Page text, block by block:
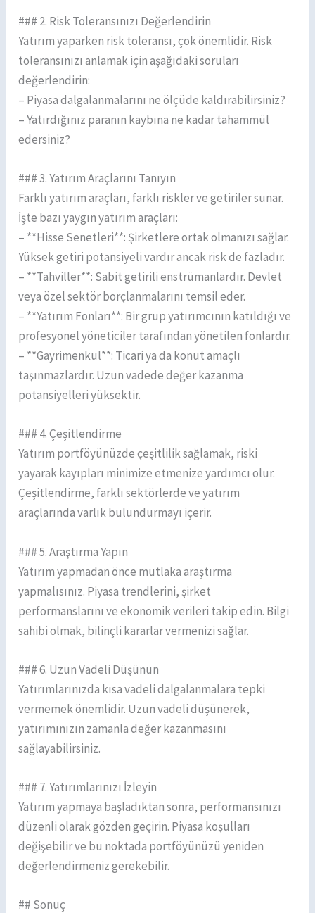
### 2. Risk Toleransınızı Değerlendirin
Yatırım yaparken risk toleransı, çok önemlidir. Risk
toleransınızı anlamak için aşağıdaki soruları
değerlendirin:
– Piyasa dalgalanmalarını ne ölçüde kaldırabilirsiniz?
– Yatırdığınız paranın kaybına ne kadar tahammül
edersiniz?
### 3. Yatırım Araçlarını Tanıyın
Farklı yatırım araçları, farklı riskler ve getiriler sunar.
İşte bazı yaygın yatırım araçları:
– **Hisse Senetleri**: Şirketlere ortak olmanızı sağlar.
Yüksek getiri potansiyeli vardır ancak risk de fazladır.
– **Tahviller**: Sabit getirili enstrümanlardır. Devlet
veya özel sektör borçlanmalarını temsil eder.
– **Yatırım Fonları**: Bir grup yatırımcının katıldığı ve
profesyonel yöneticiler tarafından yönetilen fonlardır.
– **Gayrimenkul**: Ticari ya da konut amaçlı
taşınmazlardır. Uzun vadede değer kazanma
potansiyelleri yüksektir.
### 4. Çeşitlendirme
Yatırım portföyünüzde çeşitlilik sağlamak, riski
yayarak kayıpları minimize etmenize yardımcı olur.
Çeşitlendirme, farklı sektörlerde ve yatırım
araçlarında varlık bulundurmayı içerir.
### 5. Araştırma Yapın
Yatırım yapmadan önce mutlaka araştırma
yapmalısınız. Piyasa trendlerini, şirket
performanslarını ve ekonomik verileri takip edin. Bilgi
sahibi olmak, bilinçli kararlar vermenizi sağlar.
### 6. Uzun Vadeli Düşünün
Yatırımlarınızda kısa vadeli dalgalanmalara tepki
vermemek önemlidir. Uzun vadeli düşünerek,
yatırımınızın zamanla değer kazanmasını
sağlayabilirsiniz.
### 7. Yatırımlarınızı İzleyin
Yatırım yapmaya başladıktan sonra, performansınızı
düzenli olarak gözden geçirin. Piyasa koşulları
değişebilir ve bu noktada portföyünüzü yeniden
değerlendirmeniz gerekebilir.
## Sonuç